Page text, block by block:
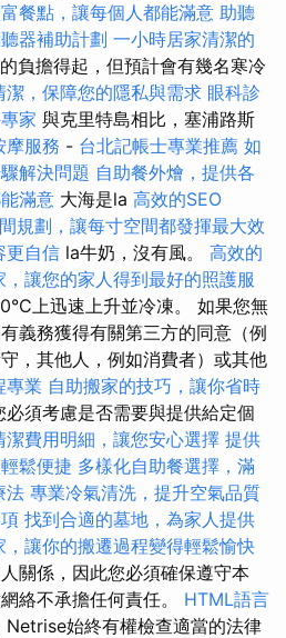
餐點，讓每個人都能滿意 助聽
器補助計劃 一小時居家清潔的
負擔得起，但預計會有幾名寒冷
潔，保障您的隱私與需求 眼科診
家 與克里特島相比，塞浦路斯
摩服務 - 台北記帳士專業推薦 如
解決問題 自助餐外燴，提供各
滿意 大海是la 高效的SEO
規劃，讓每寸空間都發揮最大效
更自信 la牛奶，沒有風。 高效的
，讓您的家人得到最好的照護服
上迅速上升並冷凍。 如果您無
義務獲得有關第三方的同意（例
，其他人，例如消費者）或其他
專業 自助搬家的技巧，讓你省時
須考慮是否需要與提供給定個
潔費用明細，讓您安心選擇 提供
鬆便捷 多樣化自助餐選擇，滿
法 專業冷氣清洗，提升空氣品質
找到合適的墓地，為家人提供
，讓你的搬遷過程變得輕鬆愉快
關係，因此您必須確保遵守本
絡不承擔任何責任。 HTML語言
Netrise始終有權檢查適當的法律